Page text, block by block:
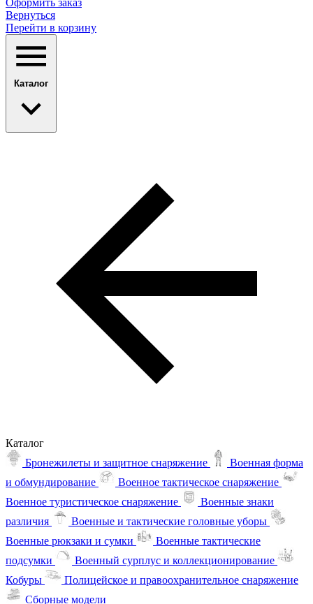
Оформить заказ
Вернуться
Перейти в корзину
Каталог
Каталог
Бронежилеты и защитное снаряжение
Военная форма
и обмундирование
Военное тактическое снаряжение
Военное туристическое снаряжение
Военные знаки
различия
Военные и тактические головные уборы
Военные рюкзаки и сумки
Военные тактические
подсумки
Военный сурплус и коллекционирование
Кобуры
Полицейское и правоохранительное снаряжение
Сборные модели